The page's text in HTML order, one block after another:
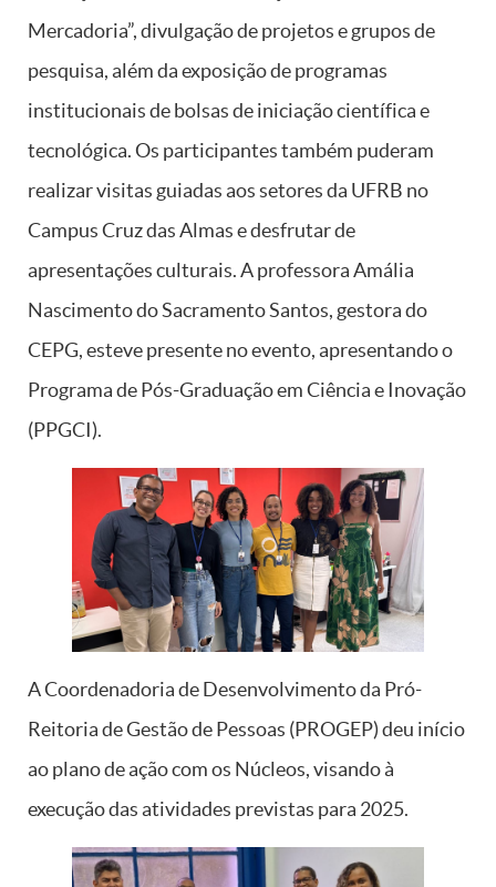
Mercadoria”, divulgação de projetos e grupos de
pesquisa, além da exposição de programas
institucionais de bolsas de iniciação científica e
tecnológica. Os participantes também puderam
realizar visitas guiadas aos setores da UFRB no
Campus Cruz das Almas e desfrutar de
apresentações culturais. A professora Amália
Nascimento do Sacramento Santos, gestora do
CEPG, esteve presente no evento, apresentando o
Programa de Pós-Graduação em Ciência e Inovação
(PPGCI).
A Coordenadoria de Desenvolvimento da Pró-
Reitoria de Gestão de Pessoas (PROGEP) deu início
ao plano de ação com os Núcleos, visando à
execução das atividades previstas para 2025.